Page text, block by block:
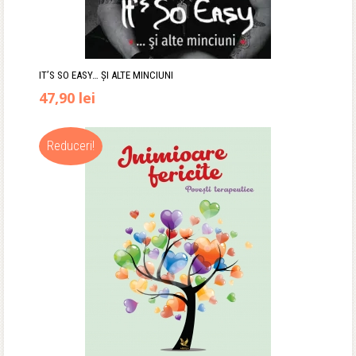
IT’S SO EASY… ȘI ALTE MINCIUNI
Prețul
inițial
a
47,90 lei
curent
este:
47,90 lei.
Reduceri!